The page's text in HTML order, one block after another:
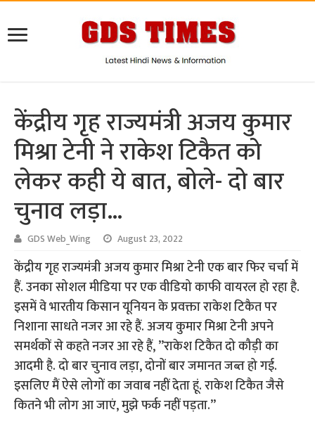
केंद्रीय गृह राज्यमंत्री अजय कुमार
मिश्रा टेनी ने राकेश टिकैत को
लेकर कही ये बात, बोले- दो बार
चुनाव लड़ा…
GDS Web_Wing August 23, 2022
केंद्रीय गृह राज्यमंत्री अजय कुमार मिश्रा टेनी एक बार फिर चर्चा में
हैं. उनका सोशल मीडिया पर एक वीडियो काफी वायरल हो रहा है.
इसमें वे भारतीय किसान यूनियन के प्रवक्ता राकेश टिकैत पर
निशाना साधते नजर आ रहे हैं. अजय कुमार मिश्रा टेनी अपने
समर्थकों से कहते नजर आ रहे हैं, ”राकेश टिकैत दो कौड़ी का
आदमी है. दो बार चुनाव लड़ा, दोनों बार जमानत जब्त हो गई.
इसलिए मैं ऐसे लोगों का जवाब नहीं देता हूं. राकेश टिकैत जैसे
कितने भी लोग आ जाएं, मुझे फर्क नहीं पड़ता.”